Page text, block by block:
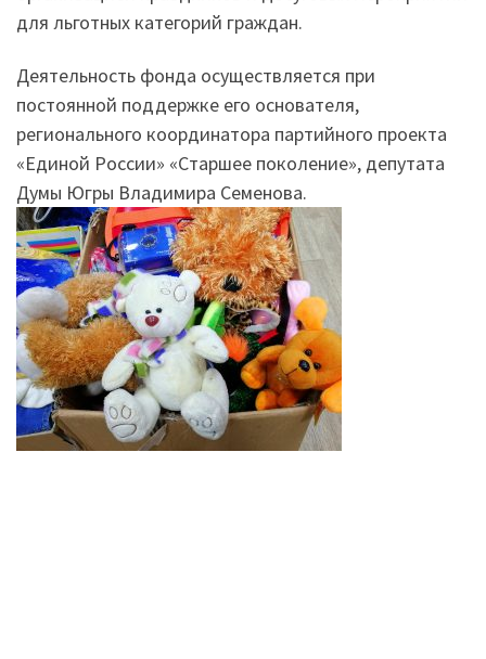
для льготных категорий граждан.
Деятельность фонда осуществляется при
постоянной поддержке его основателя,
регионального координатора партийного проекта
«Единой России» «Старшее поколение», депутата
Думы Югры Владимира Семенова.